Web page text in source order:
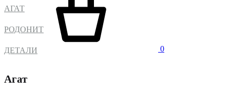
0
АГАТ
РОДОНИТ
ДЕТАЛИ
Агат